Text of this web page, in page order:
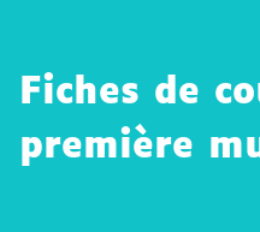
Fiches de
première